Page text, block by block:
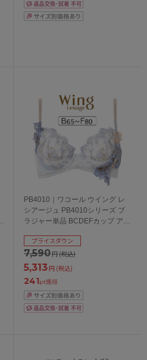
PB4010｜ワコール ウイング レ
シアージュ PB4010シリーズ ブ
ラジャー単品 BCDEFカップ アン
7,590円(税込)
プライスダウン
5,313円 (税込)
241pt獲得